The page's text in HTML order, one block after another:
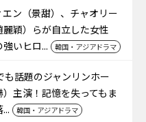
エン（景甜）、チャオリー
麗穎）らが自立した女性
強いヒロ...
韓国・アジアドラマ
話題のジャンリンホー
）主演！記憶を失ってもま
韓国・アジアドラマ